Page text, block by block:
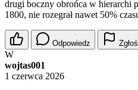
drugi boczny obrońca w hierarchi
1800, nie rozegrał nawet 50%
Odpowiedz Zgłoś
W
wojtas001
1 czerwca 2026